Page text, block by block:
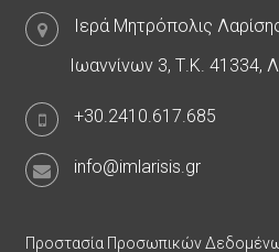
Ιερά Μητρόπολις
Ιωαννίνων 3, Τ.Κ. 41334,
+30.2410.617.685
info@imlarisis.gr
Προστασία Προσωπικών